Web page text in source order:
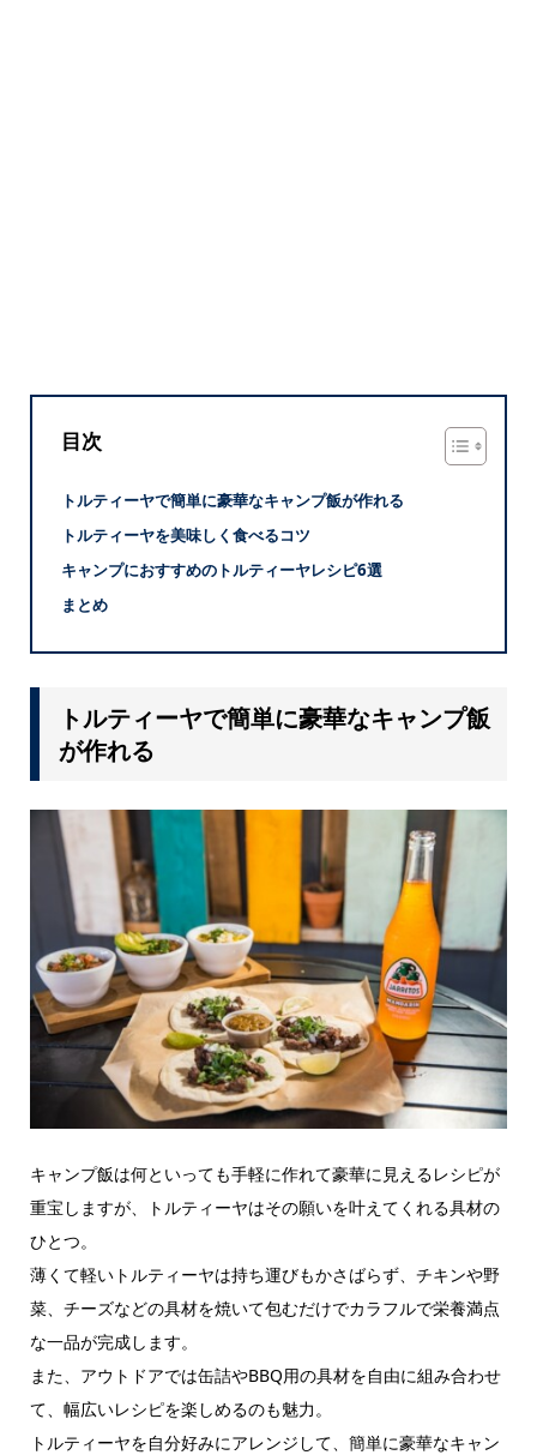
目次
トルティーヤで簡単に豪華なキャンプ飯が作れる
トルティーヤを美味しく食べるコツ
キャンプにおすすめのトルティーヤレシピ6選
まとめ
トルティーヤで簡単に豪華なキャンプ飯
が作れる
キャンプ飯は何といっても手軽に作れて豪華に見えるレシピが
重宝しますが、トルティーヤはその願いを叶えてくれる具材の
ひとつ。
薄くて軽いトルティーヤは持ち運びもかさばらず、チキンや野
菜、チーズなどの具材を焼いて包むだけでカラフルで栄養満点
な一品が完成します。
また、アウトドアでは缶詰やBBQ用の具材を自由に組み合わせ
て、幅広いレシピを楽しめるのも魅力。
トルティーヤを自分好みにアレンジして、簡単に豪華なキャン